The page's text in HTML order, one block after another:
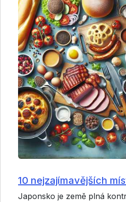
10 nejzajímavějších
Japonsko je země plná